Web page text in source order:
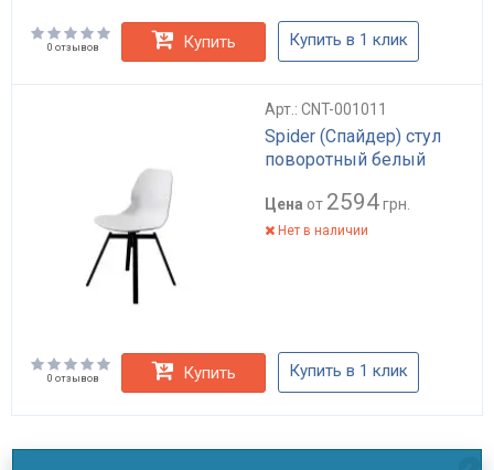
0 отзывов Купить Купить в 1 клик
Арт.: CNT-001011
Spider (Спайдер) стул
поворотный белый
Цена от 2594грн.
Нет в наличии
0 отзывов Купить Купить в 1 клик